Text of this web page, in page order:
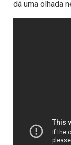
dá uma olhada